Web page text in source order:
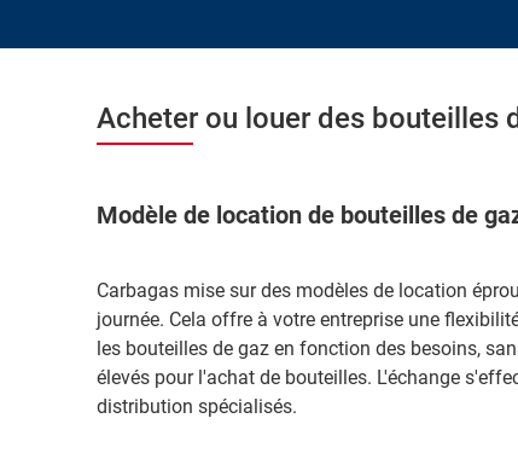
Acheter ou louer des bouteilles
Modèle de location de bouteilles de
Carbagas mise sur des modèles de location
journée. Cela offre à votre entreprise une
les bouteilles de gaz en fonction des besoins,
élevés pour l'achat de bouteilles. L'échange
distribution spécialisés.